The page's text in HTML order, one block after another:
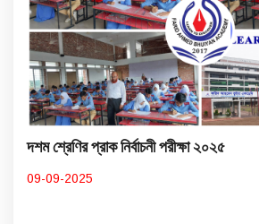
দশম শ্রেণির প্রাক নির্বাচনী পরীক্ষা ২০২৫
09-09-2025